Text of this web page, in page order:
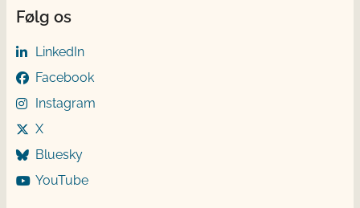
Følg os
LinkedIn
Facebook
Instagram
X
Bluesky
YouTube